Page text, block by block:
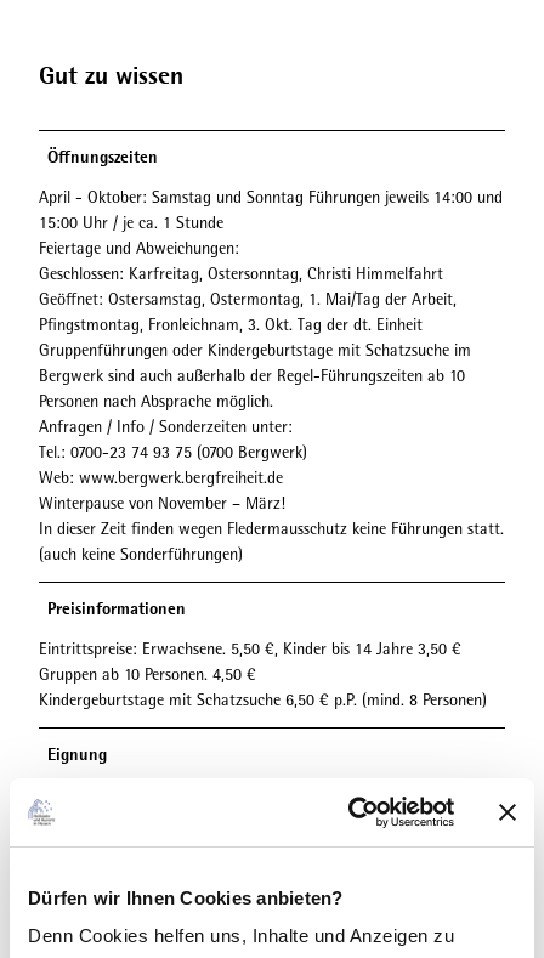
Dürfen wir Ihnen Cookies anbieten?
Denn Cookies helfen uns, Inhalte und Anzeigen zu
Gut zu wissen
Öffnungszeiten
April - Oktober: Samstag und Sonntag Führungen jeweils 14:00 und
15:00 Uhr / je ca. 1 Stunde
Feiertage und Abweichungen:
Geschlossen: Karfreitag, Ostersonntag, Christi Himmelfahrt
Geöffnet: Ostersamstag, Ostermontag, 1. Mai/Tag der Arbeit,
Pfingstmontag, Fronleichnam, 3. Okt. Tag der dt. Einheit
Gruppenführungen oder Kindergeburtstage mit Schatzsuche im
Bergwerk sind auch außerhalb der Regel-Führungszeiten ab 10
Personen nach Absprache möglich.
Anfragen / Info / Sonderzeiten unter:
Tel.: 0700-23 74 93 75 (0700 Bergwerk)
Web: www.bergwerk.bergfreiheit.de
Winterpause von November – März!
In dieser Zeit finden wegen Fledermausschutz keine Führungen statt.
(auch keine Sonderführungen)
Preisinformationen
Eintrittspreise: Erwachsene. 5,50 €, Kinder bis 14 Jahre 3,50 €
Gruppen ab 10 Personen. 4,50 €
Kindergeburtstage mit Schatzsuche 6,50 € p.P. (mind. 8 Personen)
Eignung
für Familien